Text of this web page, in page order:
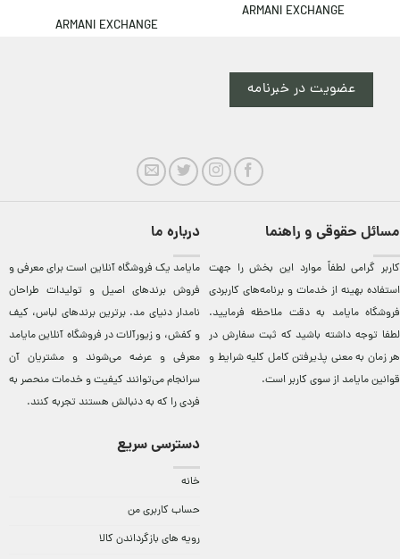
ARMANI EXCHANGE
ARMANI EXCHANGE
عضویت در خبرنامه
مسائل حقوقی و راهنما
کاربر گرامی لطفاً موارد این بخش را جهت
استفاده بهینه از خدمات و برنامه‌‏های کاربردی
فروشگاه مایامد به دقت ملاحظه فرمایید.
لطفا توجه داشته باشید که ثبت سفارش در
هر زمان به معنی پذیرفتن کامل کلیهشرایط و
قوانین مایامداز سوی کاربر است.
درباره ما
مایامد يک فروشگاه آنلاين است برای معرفی و
فروش برندهای اصيل و توليدات طراحان
نامدار دنيای مد. برترين‌ برندهای لباس، کيف
و کفش، و زيورآلات در فروشگاه آنلاين مایامد
معرفی و عرضه می‌شوند و مشتريان آن
سرانجام می‌توانند کيفيت و خدمات منحصر به
فردی را که به دنبالش هستند تجربه کنند.
دسترسی سریع
خانه
حساب کاربری من
رویه های بازگرداندن کالا